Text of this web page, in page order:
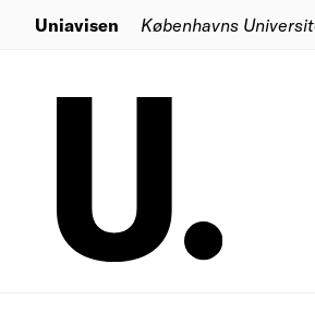
Uniavisen Københavns